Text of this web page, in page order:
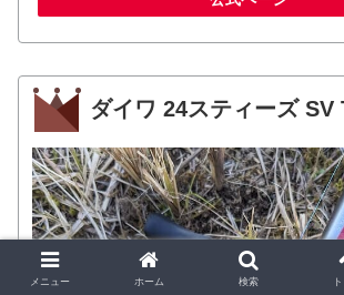
ダイワ 24スティーズ SV
メニュー ホーム 検索